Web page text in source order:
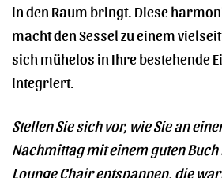
in den Raum bringt. Diese
macht den Sessel zu einem
sich mühelos in Ihre bestehende
integriert.
Stellen Sie sich vor, wie Sie an
Nachmittag mit einem guten
Lounge Chair entspannen, die